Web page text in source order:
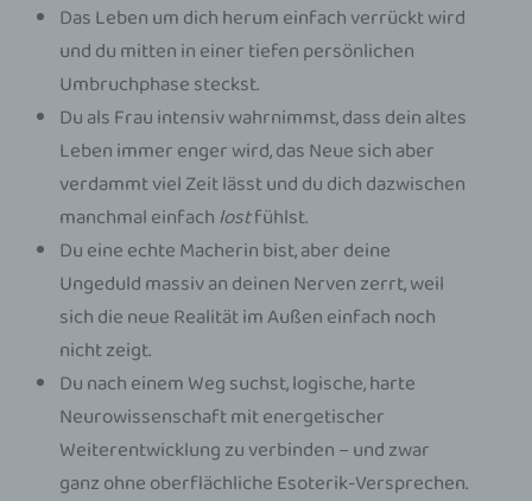
Das Leben um dich herum einfach verrückt wird
und du mitten in einer tiefen persönlichen
Umbruchphase steckst.
Du als Frau intensiv wahrnimmst, dass dein altes
Leben immer enger wird, das Neue sich aber
verdammt viel Zeit lässt und du dich dazwischen
manchmal einfachlostfühlst.
Du eine echte Macherin bist, aber deine
Ungeduld massiv an deinen Nerven zerrt, weil
sich die neue Realität im Außen einfach noch
nicht zeigt.
Du nach einem Weg suchst, logische, harte
Neurowissenschaft mit energetischer
Weiterentwicklung zu verbinden – und zwar
ganz ohne oberflächliche Esoterik-Versprechen.